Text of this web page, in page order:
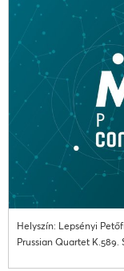
Helyszín: Lepsényi
Prussian Quartet K.589.